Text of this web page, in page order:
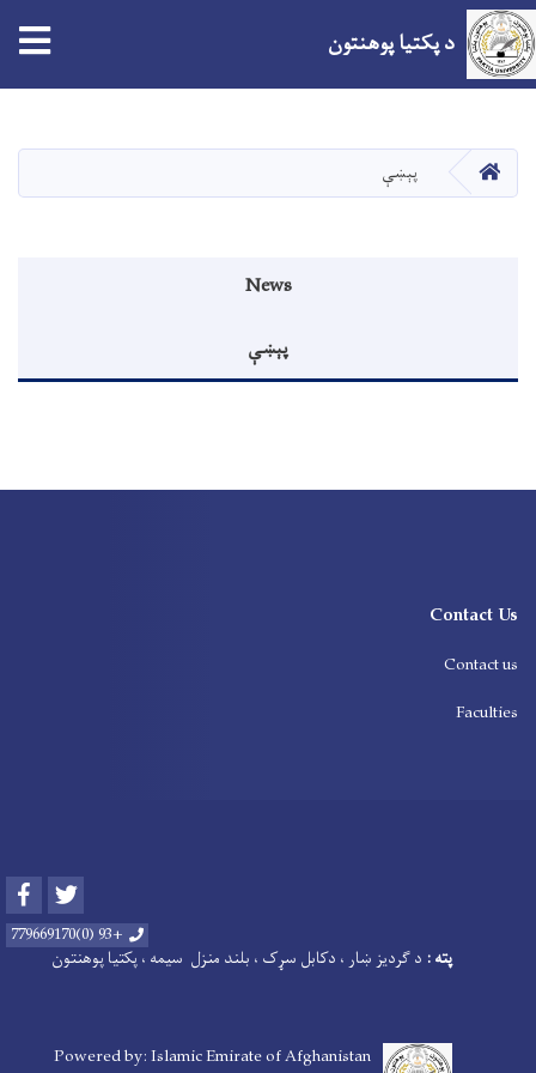
د پکتیا پوهنتون
کور پېښې
News
پېښې
Contact Us
Contact us
Faculties
Facebook
+93 (0)779669170
پته : دګردیز ښار ، دکابل سړک ، بلند منزل سیمه ، پکتیا پوهنتون
Powered by: Islamic Emirate of Afghanistan